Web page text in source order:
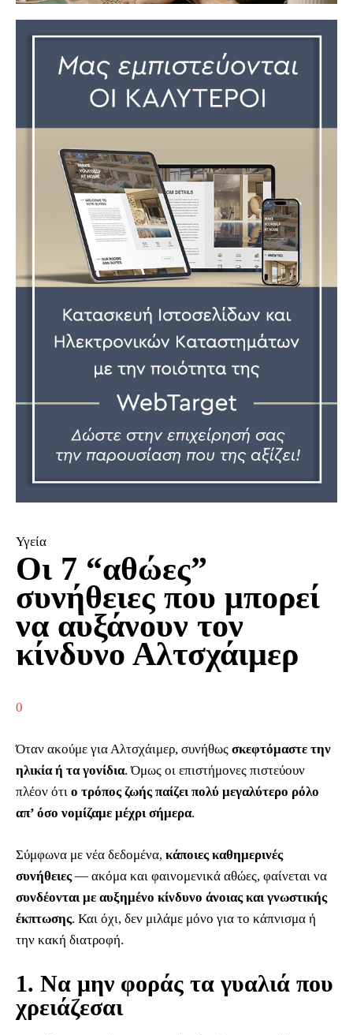
Υγεία
Οι 7 “αθώες”
συνήθειες που μπορεί
να αυξάνουν τον
κίνδυνο Αλτσχάιμερ
0
Όταν ακούμε για Αλτσχάιμερ, συνήθως σκεφτόμαστε την
ηλικία ή τα γονίδια. Όμως οι επιστήμονες πιστεύουν
πλέον ότι ο τρόπος ζωής παίζει πολύ μεγαλύτερο ρόλο
απ’ όσο νομίζαμε μέχρι σήμερα.
Σύμφωνα με νέα δεδομένα, κάποιες καθημερινές
συνήθειες— ακόμα και φαινομενικά αθώες, φαίνεται να
συνδέονται με αυξημένο κίνδυνο άνοιας και γνωστικής
έκπτωσης. Και όχι, δεν μιλάμε μόνο για το κάπνισμα ή
την κακή διατροφή.
1. Να μην φοράς τα γυαλιά που
χρειάζεσαι